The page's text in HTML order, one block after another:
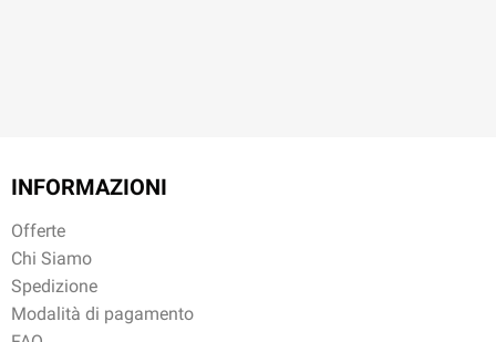
INFORMAZIONI
Offerte
Chi Siamo
Spedizione
Modalità di pagamento